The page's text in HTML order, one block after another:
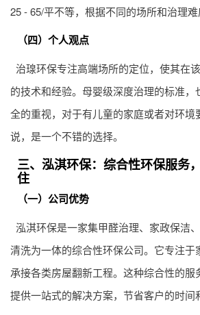
25 - 65/平不等，根据不同的场所和治理难
（四）个人观点
治瑔环保专注高端场所的定位，使其在
的技术和经验。母婴级深度治理的标准，
全的重视，对于有儿童的家庭或者对环境
说，是一个不错的选择。
三、泓淇环保：综合性环保服务
住
（一）公司优势
泓淇环保是一家集甲醛治理、家政保洁
清洗为一体的综合性环保公司。它专注于
承接各类房屋翻新工程。这种综合性的服
提供一站式的解决方案，节省客户的时间